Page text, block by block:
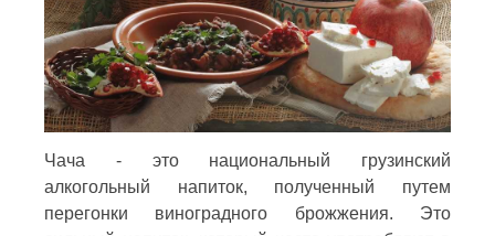
Чача - это национальный грузинский
алкогольный напиток, полученный путем
перегонки виноградного брожжения. Это